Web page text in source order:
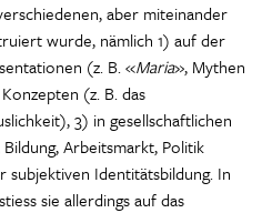
aber miteinander
wurde, nämlich 1) auf der
(z. B. «Maria», Mythen
(z. B. das
3) in gesellschaftlichen
Arbeitsmarkt, Politik
subjektiven Identitätsbildung. In
sie allerdings auf das